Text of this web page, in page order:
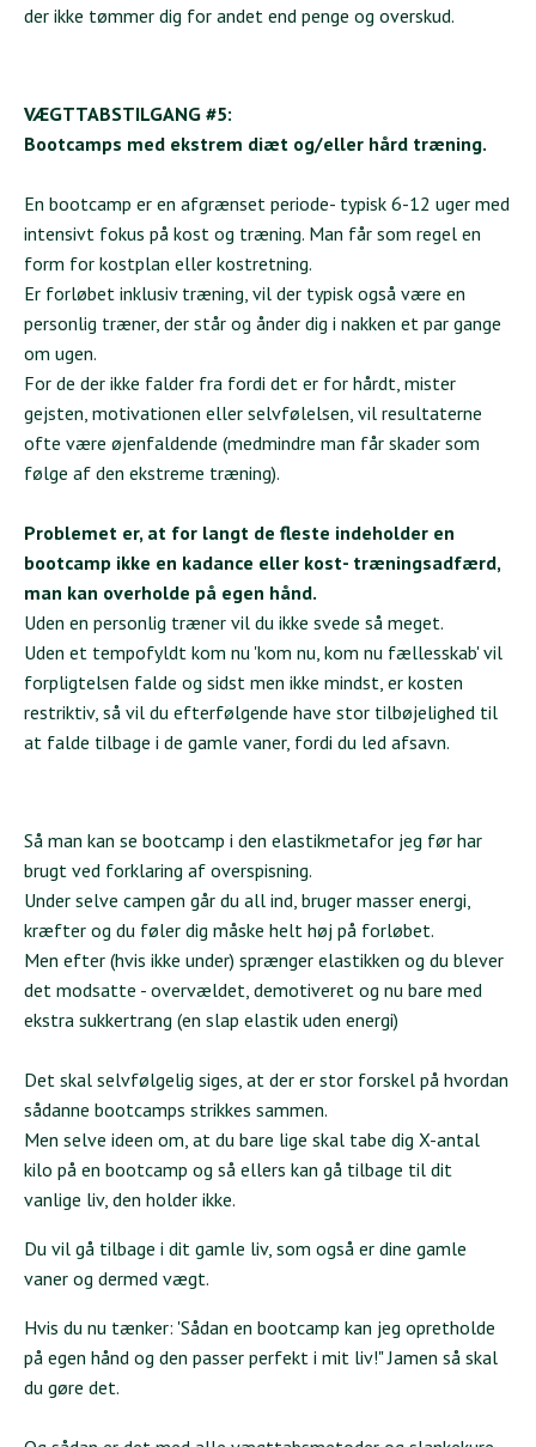
der ikke tømmer dig for andet end penge og overskud.
VÆGTTABSTILGANG #5:
Bootcamps med ekstrem diæt og/eller hård træning.
En bootcamp er en afgrænset periode- typisk 6-12 uger med
intensivt fokus på kost og træning. Man får som regel en
form for kostplan eller kostretning.
Er forløbet inklusiv træning, vil der typisk også være en
personlig træner, der står og ånder dig i nakken et par gange
om ugen.
For de der ikke falder fra fordi det er for hårdt, mister
gejsten, motivationen eller selvfølelsen, vil resultaterne
ofte være øjenfaldende (medmindre man får skader som
følge af den ekstreme træning).
Problemet er, at for langt de fleste indeholder en
bootcamp ikke en kadance eller kost- træningsadfærd,
man kan overholde på egen hånd.
Uden en personlig træner vil du ikke svede så meget.
Uden et tempofyldt kom nu 'kom nu, kom nu fællesskab' vil
forpligtelsen falde og sidst men ikke mindst, er kosten
restriktiv, så vil du efterfølgende have stor tilbøjelighed til
at falde tilbage i de gamle vaner, fordi du led afsavn.
Så man kan se bootcamp i den elastikmetafor jeg før har
brugt ved forklaring af overspisning.
Under selve campen går du all ind, bruger masser energi,
kræfter og du føler dig måske helt høj på forløbet.
Men efter (hvis ikke under) sprænger elastikken og du blever
det modsatte - overvældet, demotiveret og nu bare med
ekstra sukkertrang (en slap elastik uden energi)
Det skal selvfølgelig siges, at der er stor forskel på hvordan
sådanne bootcamps strikkes sammen.
Men selve ideen om, at du bare lige skal tabe dig X-antal
kilo på en bootcamp og så ellers kan gå tilbage til dit
vanlige liv, den holder ikke.
Du vil gå tilbage i dit gamle liv, som også er dine gamle
vaner og dermed vægt.
Hvis du nu tænker: 'Sådan en bootcamp kan jeg opretholde
på egen hånd og den passer perfekt i mit liv!" Jamen så skal
du gøre det.